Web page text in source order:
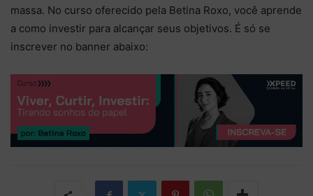
massa. No curso oferecido pela Betina Roxo, você aprende
a como investir para alcançar seus objetivos. É só se
inscrever no banner abaixo: